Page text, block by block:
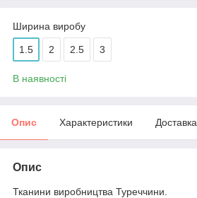
Ширина виробу
1.5 2 2.5 3
В наявності
Опис Характеристики Доставка
Опис
Тканини виробництва Туреччини.